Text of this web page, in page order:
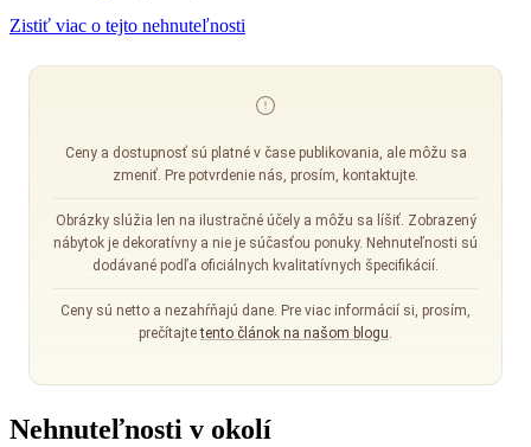
Zistiť viac o tejto nehnuteľnosti
Ceny a dostupnosť sú platné v čase publikovania, ale môžu sa
zmeniť. Pre potvrdenie nás, prosím, kontaktujte.
Obrázky slúžia len na ilustračné účely a môžu sa líšiť. Zobrazený
nábytok je dekoratívny a nie je súčasťou ponuky. Nehnuteľnosti sú
dodávané podľa oficiálnych kvalitatívnych špecifikácií.
Ceny sú netto a nezahŕňajú dane. Pre viac informácií si, prosím,
prečítajtetento článok na našom blogu.
Nehnuteľnosti v okolí